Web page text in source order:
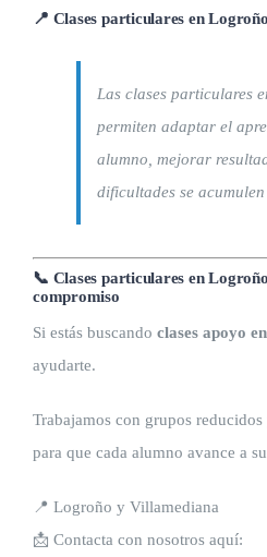
📍 Clases particulares en
Las clases particulares
permiten adaptar el
alumno, mejorar
dificultades se
📞 Clases particulares en
compromiso
Si estás buscando clases apoyo
ayudarte.
Trabajamos con grupos
para que cada alumno avance a
📍 Logroño y Villamediana
📩 Contacta con nosotros aquí: